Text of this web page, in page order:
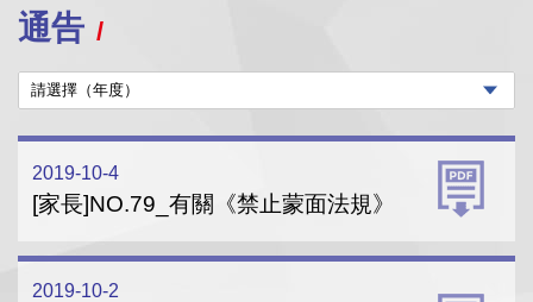
通告
2019-10-4
[家長]NO.79_有關《禁止蒙面法規》
2019-10-2